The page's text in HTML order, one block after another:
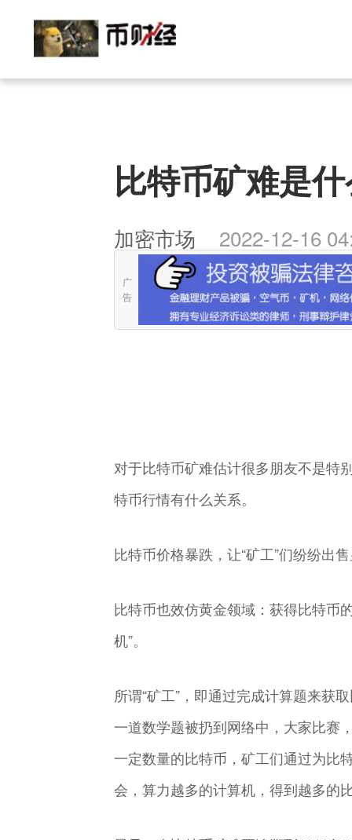
比特币矿难是
加密市场 2022-12-16
广
告
对于比特币矿难估计很多朋友不是特
特币行情有什么关系。
比特币价格暴跌，让“矿工”们纷纷出
比特币也效仿黄金领域：获得比特币
机”。
所谓“矿工”，即通过完成计算题来获
一道数学题被扔到网络中，大家比赛
一定数量的比特币，矿工们通过为比
会，算力越多的计算机，得到越多的